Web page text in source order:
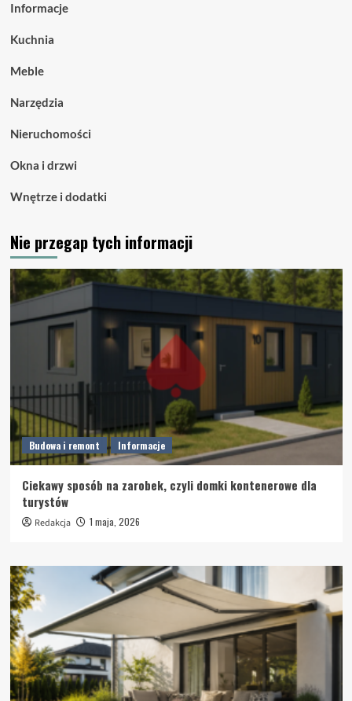
Informacje
Kuchnia
Meble
Narzędzia
Nieruchomości
Okna i drzwi
Wnętrze i dodatki
Nie przegap tych informacji
Budowa i remont Informacje
Ciekawy sposób na zarobek, czyli domki kontenerowe dla
turystów
Redakcja 1 maja, 2026